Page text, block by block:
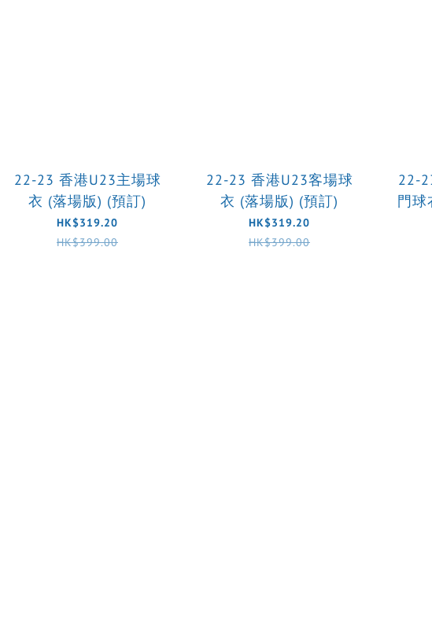
22-23 香港U23主場球
衣 (落場版) (預訂)
HK$319.20
HK$399.00
22-23 香港U23客場球
衣 (落場版) (預訂)
HK$319.20
HK$399.00
22-
門球